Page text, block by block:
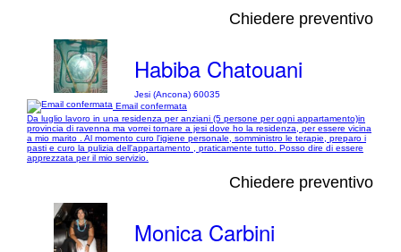
Chiedere preventivo
Habiba Chatouani
Jesi (Ancona) 60035
Email confermata
Da luglio lavoro in una residenza per anziani (5 persone per ogni appartamento)in
provincia di ravenna ma vorrei tornare a jesi dove ho la residenza, per essere vicina
a mio marito . Al momento curo l'igiene personale, somministro le terapie, preparo i
pasti e curo la pulizia dell'appartamento , praticamente tutto. Posso dire di essere
apprezzata per il mio servizio.
Chiedere preventivo
Monica Carbini